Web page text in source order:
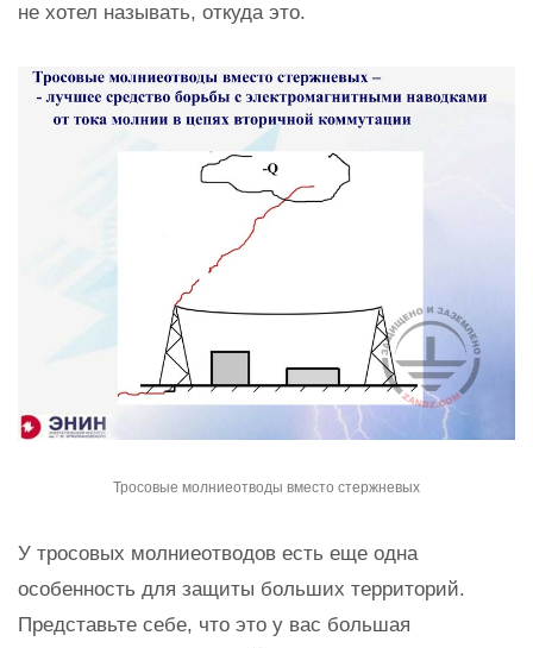
не хотел называть, откуда это.
Тросовые молниеотводы вместо стержневых
У тросовых молниеотводов есть еще одна
особенность для защиты больших территорий.
Представьте себе, что это у вас большая